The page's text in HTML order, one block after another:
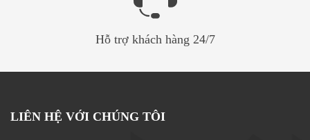
Hỗ trợ khách hàng 24/7
LIÊN HỆ VỚI CHÚNG TÔI